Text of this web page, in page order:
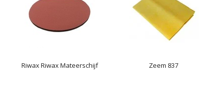
RiwaxRiwax Mateerschijf Zeem 837